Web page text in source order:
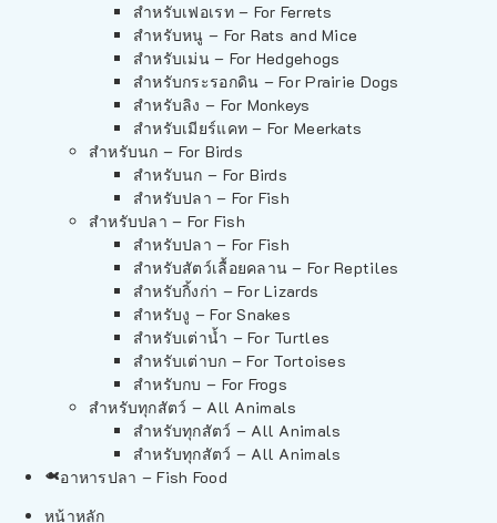
สำหรับเฟอเรท – For Ferrets
สำหรับหนู – For Rats and Mice
สำหรับเม่น – For Hedgehogs
สำหรับกระรอกดิน – For Prairie Dogs
สำหรับลิง – For Monkeys
สำหรับเมียร์แคท – For Meerkats
สำหรับนก – For Birds
สำหรับนก – For Birds
สำหรับปลา – For Fish
สำหรับปลา – For Fish
สำหรับปลา – For Fish
สำหรับสัตว์เลื้อยคลาน – For Reptiles
สำหรับกิ้งก่า – For Lizards
สำหรับงู – For Snakes
สำหรับเต่าน้ำ – For Turtles
สำหรับเต่าบก – For Tortoises
สำหรับกบ – For Frogs
สำหรับทุกสัตว์ – All Animals
สำหรับทุกสัตว์ – All Animals
สำหรับทุกสัตว์ – All Animals
อาหารปลา – Fish Food
หน้าหลัก